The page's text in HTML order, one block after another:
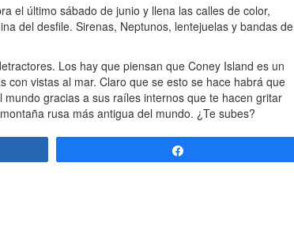
el último sábado de junio y llena las calles de color,
del desfile. Sirenas, Neptunos, lentejuelas y bandas de
Los hay que piensan que Coney Island es un
vistas al mar. Claro que se esto se hace habrá que
gracias a sus raíles internos que te hacen gritar
rusa más antigua del mundo. ¿Te subes?